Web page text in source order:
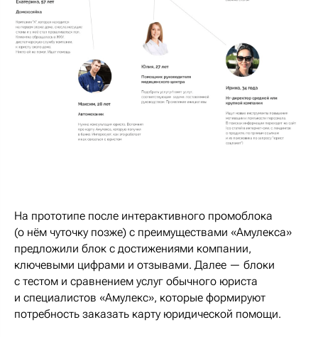
На прототипе после интерактивного промоблока
(о нём чуточку позже) с преимуществами «Амулекса»
предложили блок с достижениями компании,
ключевыми цифрами и отзывами. Далее — блоки
с тестом и сравнением услуг обычного юриста
и специалистов «Амулекс», которые формируют
потребность заказать карту юридической помощи.